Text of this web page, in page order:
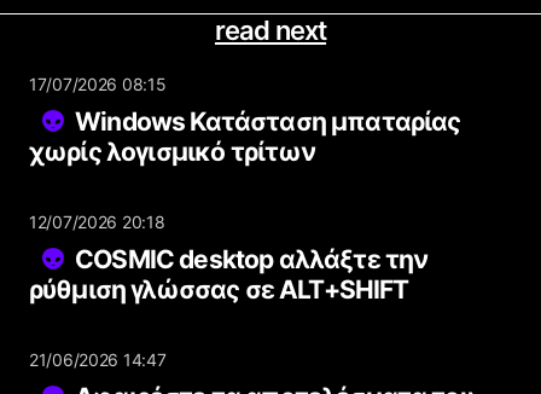
read next
17/07/2026 08:15
Windows Κατάσταση μπαταρίας
χωρίς λογισμικό τρίτων
12/07/2026 20:18
COSMIC desktop αλλάξτε την
ρύθμιση γλώσσας σε ALT+SHIFT
21/06/2026 14:47